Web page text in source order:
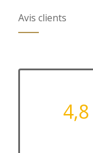
Avis clients
4,8